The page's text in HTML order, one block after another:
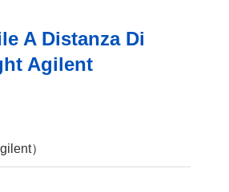
A Distanza Di
Agilent
）